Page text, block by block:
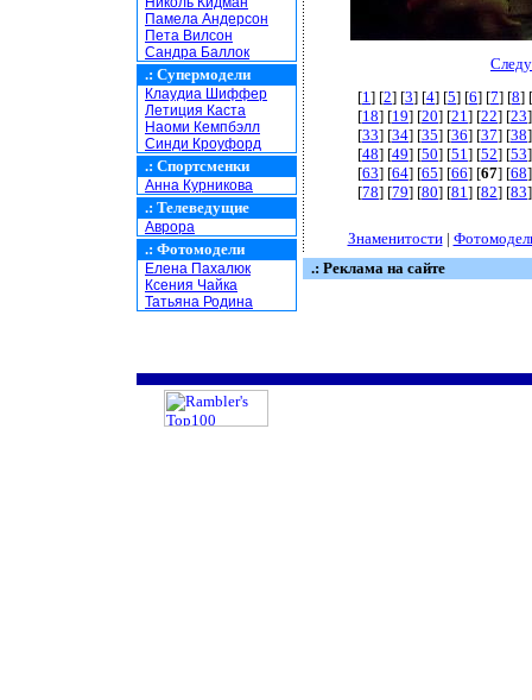
Памела Андерсон
Пета Вилсон
Сандра Баллок
.: Супермодели
Клаудиа Шиффер
Летиция Каста
Наоми Кемпбэлл
Синди Кроуфорд
.: Спортсменки
Анна Курникова
.: Телеведущие
Аврора
.: Фотомодели
Елена Пахалюк
Ксения Чайка
Татьяна Родина
[1] [2] [3] [4] [5] [6] [7] [8] [
[18] [19] [20] [21] [22] [23
[33] [34] [35] [36] [37] [38
[48] [49] [50] [51] [52] [53
[63] [64] [65] [66] [67] [68
[78] [79] [80] [81] [82] [83
Знаменитости|
.: Реклама на сайте